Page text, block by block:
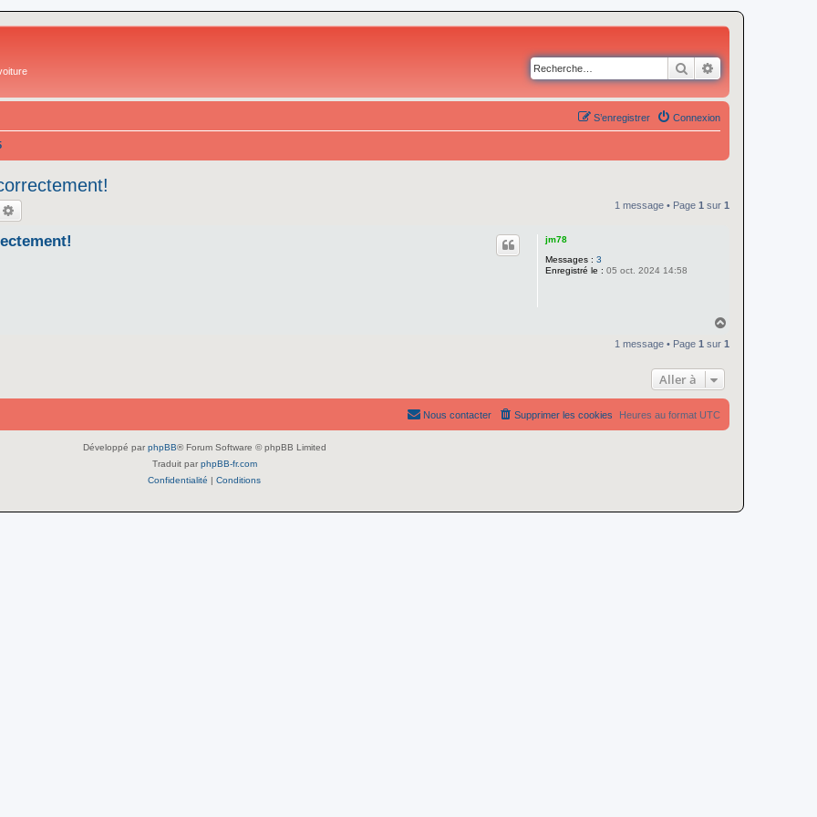
Rechercher
Connexion
S’enregistrer
1 message • Page 1 sur 1
jm78
Messages : 3
Enregistré le : 05 oct. 2024 14:58
u
1 message • Page 1 sur 1
Aller à
Heures au format UTC
Supprimer les cookies
Nous contacter
Développé par phpBB® Forum Software © phpBB Limited
Traduit par phpBB-fr.com
Confidentialité | Conditions